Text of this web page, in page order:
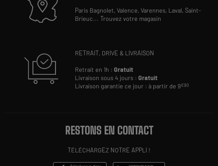
Paris Bagnolet,Valence,Varennes, Laval,Saint-
Brieuc...Trouvez votre magasin
RETRAIT, DRIVE & LIVRAISON
Retrait en 1h :Gratuit
Livraison sous 4 jours :Gratuit
Livraison garantie ce jour : à partir de 9€90
RESTONS EN CONTACT
TÉLÉCHARGEZ NOTRE APPLI !